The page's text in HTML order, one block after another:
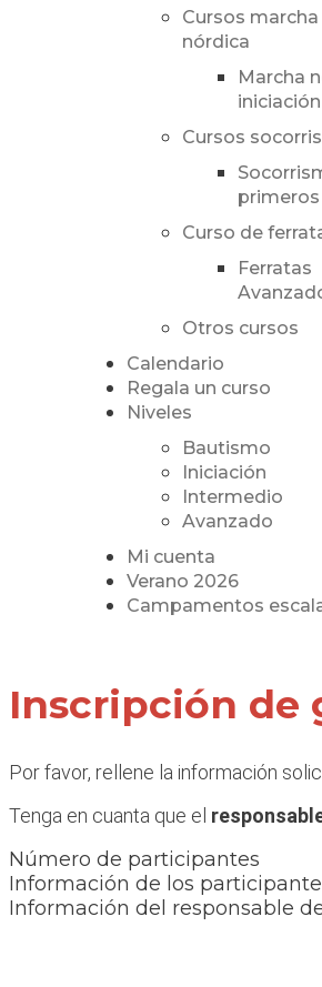
Cursos marcha
nórdica
Marcha
iniciación
Cursos
Curso de
Ferratas
Otros cursos
Calendario
Regala un curso
Niveles
Bautismo
Iniciación
Intermedio
Avanzado
Mi cuenta
Verano 2026
Campamentos
Inscripción de
Por favor, rellene la información
Tenga en cuanta que el
Número de participantes
Información de los
Información del responsable